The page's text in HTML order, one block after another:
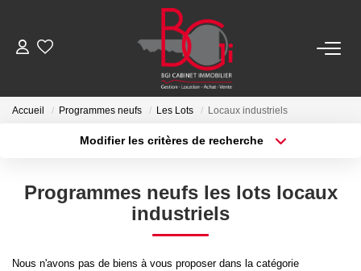
ACHETER
Ancien
Nos Biens
Accueil Programmes neufs Les Lots Locaux industriels
Modifier les critères de recherche
Sélectionnez...
Type de bien
Surface min
Programmes neufs les lots locaux
industriels
Nous n'avons pas de biens à vous proposer dans la catégorie